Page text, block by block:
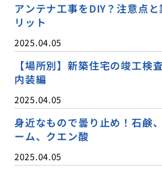
アンテナ工事をDIY？注意点
リット
2025.04.05
【場所別】新築住宅の竣工検
内装編
2025.04.05
身近なもので曇り止め！石鹸
ーム、クエン酸
2025.04.05